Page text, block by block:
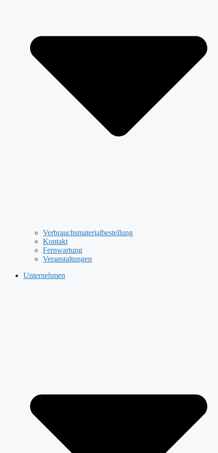
Verbrauchsmaterialbestellung
Kontakt
Fernwartung
Veranstaltungen
Unternehmen